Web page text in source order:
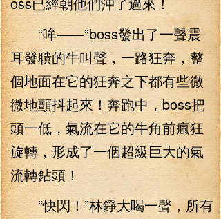
“哞——”boss發出了一聲震
耳發聵的牛叫聲，一路狂奔，整
個地面在它的狂奔之下都有些微
微地顫抖起來！奔跑中，boss把
頭一低，氣流在它的牛角前瘋狂
旋轉，形成了一個超級巨大的氣
流轉鉆頭！
“快閃！”林錚大喝一聲，所有